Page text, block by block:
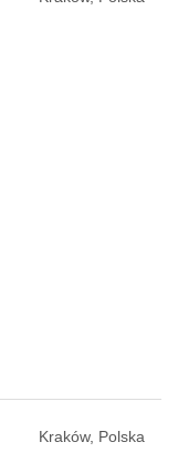
Kraków, Polska